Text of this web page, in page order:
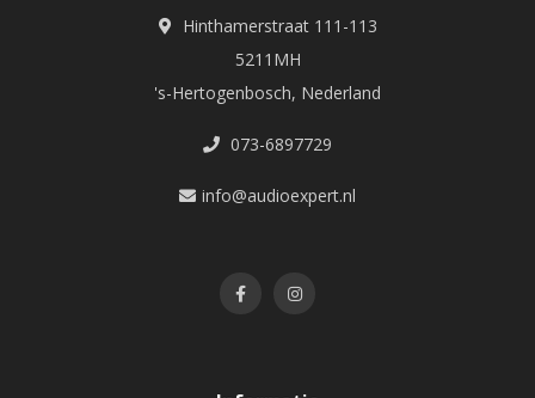
Hinthamerstraat 111-113
5211MH
's-Hertogenbosch, Nederland
073-6897729
info@audioexpert.nl